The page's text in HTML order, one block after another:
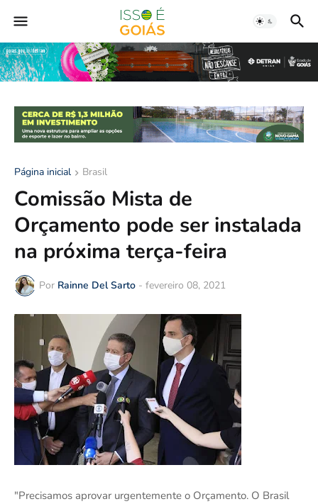
Página inicial Brasil
Comissão Mista de
Orçamento pode ser instalada
na próxima terça-feira
Por Rainne Del Sarto - fevereiro 08, 2021
"Precisamos aprovar urgentemente o Orçamento. O Brasil